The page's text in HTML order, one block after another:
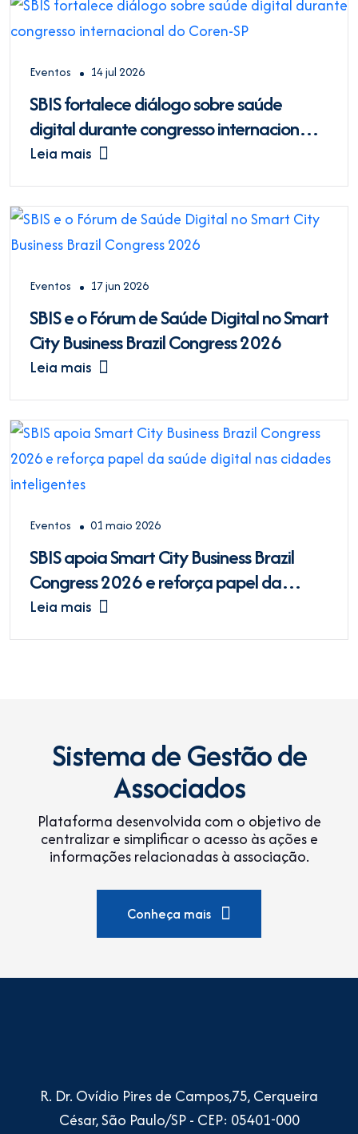
Eventos 14 jul 2026
SBIS fortalece diálogo sobre saúde
digital durante congresso internacional
do Coren-SP
Leia mais
Eventos 17 jun 2026
SBIS e o Fórum de Saúde Digital no Smart
City Business Brazil Congress 2026
Leia mais
Eventos 01 maio 2026
SBIS apoia Smart City Business Brazil
Congress 2026 e reforça papel da
saúde digital nas cidades inteligentes
Leia mais
Sistema de Gestão de
Associados
Plataforma desenvolvida com o objetivo de
centralizar e simplificar o acesso às ações e
informações relacionadas à associação.
Conheça mais
R. Dr. Ovídio Pires de Campos,75, Cerqueira
César, São Paulo/SP - CEP: 05401-000